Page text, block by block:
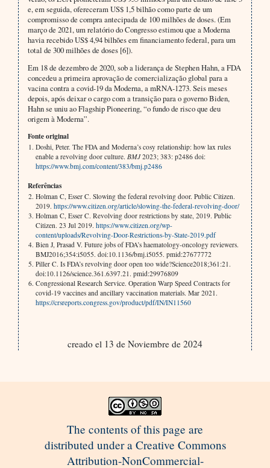
e, em seguida, ofereceram US$ 1,5 bilhão como parte de um
compromisso de compra antecipada de 100 milhões de doses. (Em
março de 2021, um relatório do Congresso estimou que a Moderna
havia recebido US$ 4,94 bilhões em financiamento federal, para um
total de 300 milhões de doses [6]).
Em 18 de dezembro de 2020, sob a liderança de Stephen Hahn, a FDA
concedeu a primeira aprovação de comercialização global para a
vacina contra a covid-19 da Moderna, a mRNA-1273. Seis meses
depois, após deixar o cargo com a transição para o governo Biden,
Hahn se uniu ao Flagship Pioneering, “o fundo de risco que deu
origem à Moderna”.
Fonte original
Doshi, Peter. The FDA and Moderna’s cosy relationship: how lax rules
enable a revolving door culture. BMJ2023; 383: p2486 doi:
https://www.bmj.com/content/383/bmj.p2486
Referências
Holman C, Esser C. Slowing the federal revolving door. Public Citizen.
2019. https://www.citizen.org/article/slowing-the-federal-revolving-door/
Holman C, Esser C. Revolving door restrictions by state, 2019. Public
Citizen. 23 Jul 2019. https://www.citizen.org/wp-
content/uploads/Revolving-Door-Restrictions-by-State-2019.pdf
Bien J, Prasad V. Future jobs of FDA’s haematology-oncology reviewers.
BMJ2016;354:i5055. doi:10.1136/bmj.i5055. pmid:27677772
Piller C. Is FDA’s revolving door open too wide?Science2018;361:21.
doi:10.1126/science.361.6397.21. pmid:29976809
Congressional Research Service. Operation Warp Speed Contracts for
covid-19 vaccines and ancillary vaccination materials. Mar 2021.
https://crsreports.congress.gov/product/pdf/IN/IN11560
creado el 13 de Noviembre de 2024
The contents of this page are
distributed under a Creative Commons
Attribution-NonCommercial-